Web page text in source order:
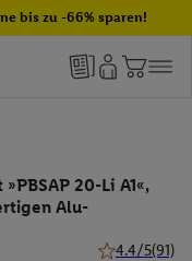
bis zu -66% sparen!
20-Li A1«,
Alu-
4.4/5(91)